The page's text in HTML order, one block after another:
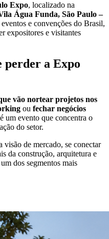
Expo, localizado na
Água Funda, São Paulo –
e convenções do Brasil,
expositores e visitantes
perder a Expo
vão nortear projetos nos
ou fechar negócios
um evento que concentra o
do setor.
visão de mercado, se conectar
da construção, arquitetura e
dos segmentos mais